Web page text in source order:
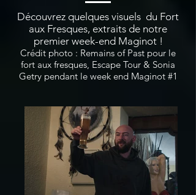
Découvrez quelques visuels du Fort
aux Fresques, extraits de notre
premier week-end Maginot !
Crédit photo : Remains of Past pour le
fort aux fresques, Escape Tour & Sonia
Getry pendant le week end Maginot #1